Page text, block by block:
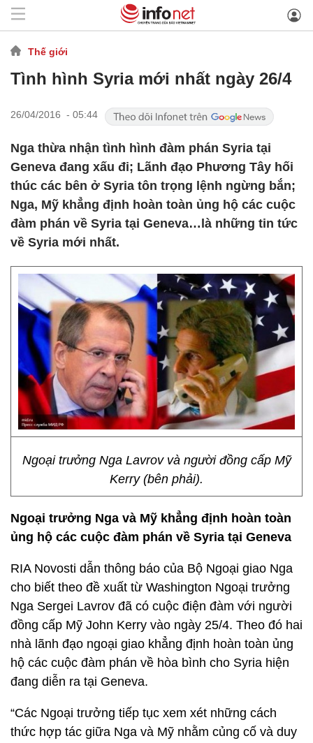
Thế giới
Tình hình Syria mới nhất ngày 26/4
26/04/2016 - 05:44
Nga thừa nhận tình hình đàm phán Syria tại
Geneva đang xấu đi; Lãnh đạo Phương Tây hối
thúc các bên ở Syria tôn trọng lệnh ngừng bắn;
Nga, Mỹ khẳng định hoàn toàn ủng hộ các cuộc
đàm phán về Syria tại Geneva…là những tin tức
về Syria mới nhất.
Ngoại trưởng Nga Lavrov và người đồng cấp Mỹ
Kerry (bên phải).
Ngoại trưởng Nga và Mỹ khẳng định hoàn toàn
ủng hộ các cuộc đàm phán về Syria tại Geneva
RIA Novosti dẫn thông báo của Bộ Ngoại giao Nga
cho biết theo đề xuất từ Washington Ngoại trưởng
Nga Sergei Lavrov đã có cuộc điện đàm với người
đồng cấp Mỹ John Kerry vào ngày 25/4. Theo đó hai
nhà lãnh đạo ngoại giao khẳng định hoàn toàn ủng
hộ các cuộc đàm phán về hòa bình cho Syria hiện
đang diễn ra tại Geneva.
“Các Ngoại trưởng tiếp tục xem xét những cách
thức hợp tác giữa Nga và Mỹ nhằm củng cố và duy